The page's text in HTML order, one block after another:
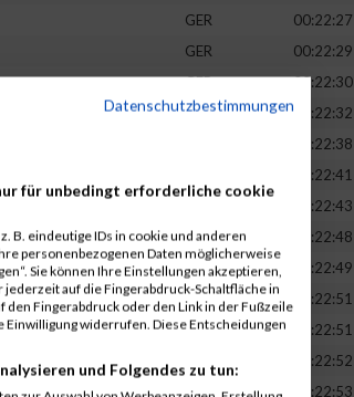
GER
00:22:27
GER
00:22:29
GER
00:22:30
GER
00:22:32
00:22:38
00:22:41
00:22:43
GER
00:22:48
GER
00:22:49
GER
00:22:51
GER
00:22:51
00:22:52
GER
00:22:53
Datenschutzbestimmungen
für unbedingt erforderliche cookie
B. eindeutige IDs in cookie und anderen
personenbezogenen Daten möglicherweise
Sie können Ihre Einstellungen akzeptieren,
auf die Fingerabdruck-Schaltfläche in
Fingerabdruck oder den Link in der Fußzeile
Einwilligung widerrufen. Diese Entscheidungen
und Folgendes zu tun: